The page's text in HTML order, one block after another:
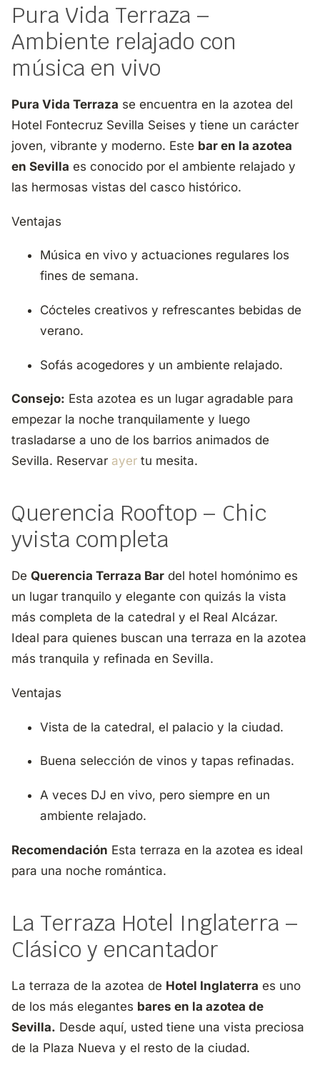
Pura Vida Terraza –
Ambiente relajado con
música en vivo
Pura Vida Terraza se encuentra en la azotea del
Hotel Fontecruz Sevilla Seises y tiene un carácter
joven, vibrante y moderno. Este bar en la azotea
en Sevilla es conocido por el ambiente relajado y
las hermosas vistas del casco histórico.
Ventajas
Música en vivo y actuaciones regulares los
fines de semana.
Cócteles creativos y refrescantes bebidas de
verano.
Sofás acogedores y un ambiente relajado.
Consejo: Esta azotea es un lugar agradable para
empezar la noche tranquilamente y luego
trasladarse a uno de los barrios animados de
Sevilla. Reservar ayer tu mesita.
Querencia Rooftop – Chic
yvista completa
De Querencia Terraza Bar del hotel homónimo es
un lugar tranquilo y elegante con quizás la vista
más completa de la catedral y el Real Alcázar.
Ideal para quienes buscan una terraza en la azotea
más tranquila y refinada en Sevilla.
Ventajas
Vista de la catedral, el palacio y la ciudad.
Buena selección de vinos y tapas refinadas.
A veces DJ en vivo, pero siempre en un
ambiente relajado.
Recomendación Esta terraza en la azotea es ideal
para una noche romántica.
La Terraza Hotel Inglaterra –
Clásico y encantador
La terraza de la azotea de Hotel Inglaterra es uno
de los más elegantes bares en la azotea de
Sevilla. Desde aquí, usted tiene una vista preciosa
de la Plaza Nueva y el resto de la ciudad.